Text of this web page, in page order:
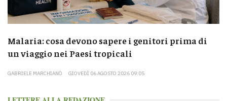
Malaria: cosa devono sapere i genitori prima di
un viaggio nei Paesi tropicali
GABRIELE MARCHIANÒ GIOVEDÌ 06 AGOSTO 2026 09:05